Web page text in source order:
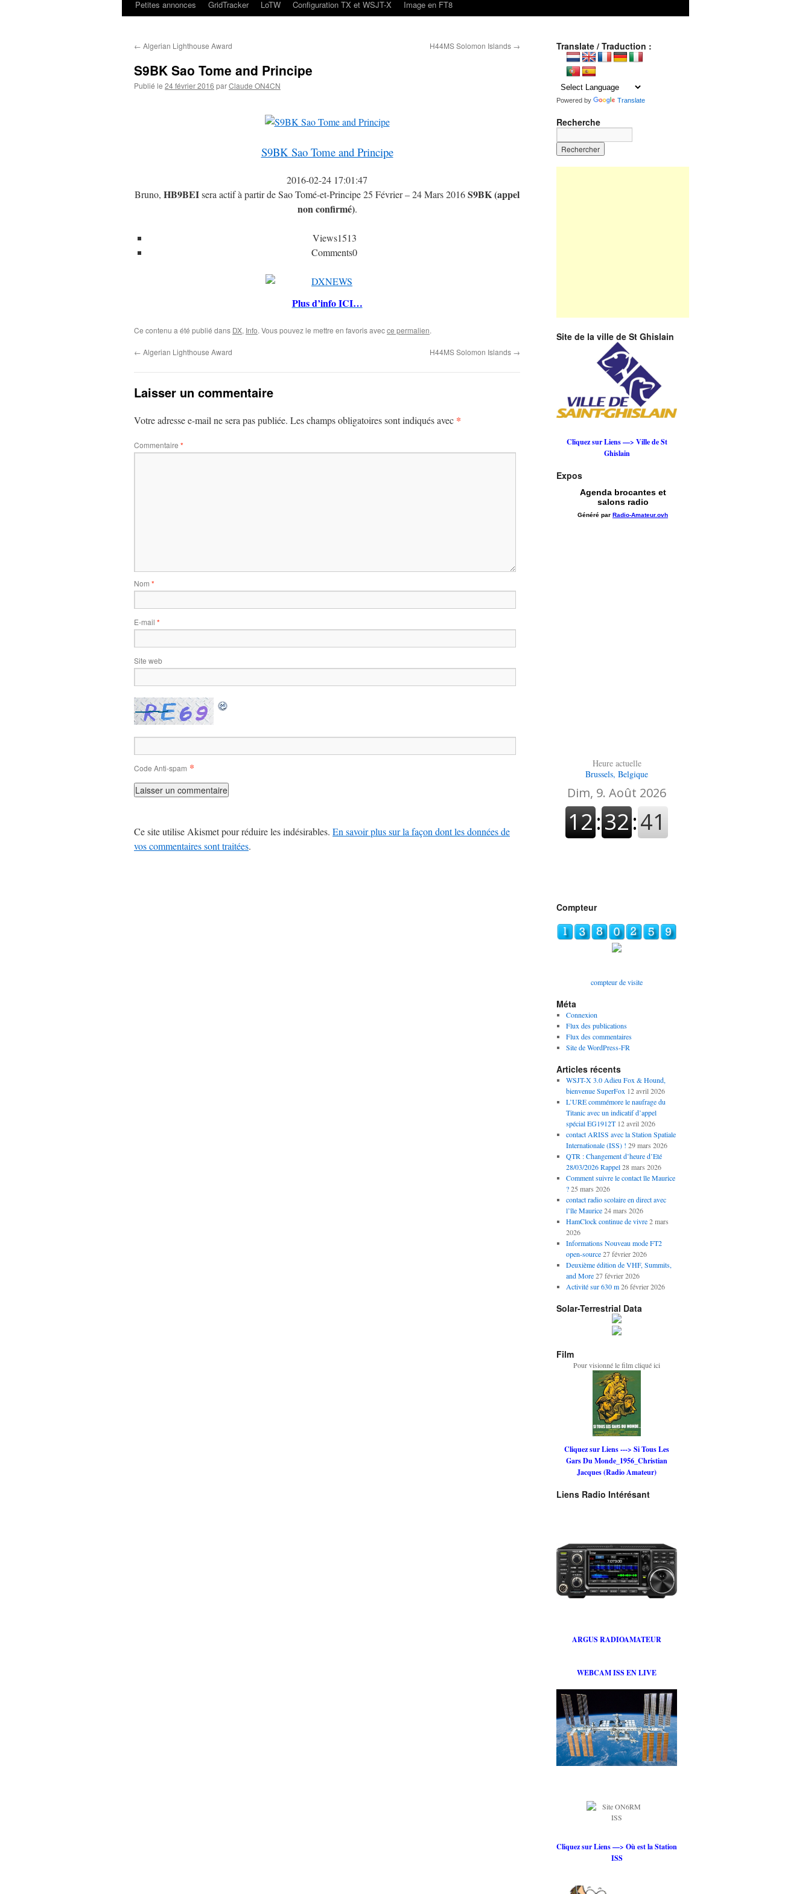
Petites annonces
GridTracker LoTW Configuration TX et WSJT-X Image en FT8
← Algerian Lighthouse Award H44MS Solomon Islands →
S9BK Sao Tome and Principe
Publié le 24 février 2016 parClaude ON4CN
S9BK Sao Tome and Principe
2016-02-24 17:01:47
Bruno, HB9BEIsera actif à partir de Sao Tomé-et-Principe 25 Février – 24 Mars 2016S9BK (appel
non confirmé).
Views1513
Comments0
Plus d’info ICI…
Ce contenu a été publié dans DX, Info. Vous pouvez le mettre en favoris avecce permalien.
← Algerian Lighthouse Award H44MS Solomon Islands →
Laisser un commentaire
Votre adresse e-mail ne sera pas publiée. Les champs obligatoires sont indiqués avec *
Commentaire *
Nom *
E-mail *
Site web
Code Anti-spam *
Ce site utilise Akismet pour réduire les indésirables. En savoir plus sur la façon dont les données de
vos commentaires sont traitées.
Translate / Traduction :
Powered by Translate
Recherche
Site de la ville de St Ghislain
Cliquez sur Liens —> Ville de St
Ghislain
Expos
Heure actuelle
Brussels, Belgique
Compteur
compteur de visite
Méta
Connexion
Flux des publications
Flux des commentaires
Site de WordPress-FR
Articles récents
WSJT-X 3.0 Adieu Fox & Hound,
bienvenue SuperFox 12 avril 2026
L’URE commémore le naufrage du
Titanic avec un indicatif d’appel
spécial EG1912T 12 avril 2026
contact ARISS avec la Station Spatiale
Internationale (ISS) ! 29 mars 2026
QTR : Changement d’heure d’Eté
28/03/2026 Rappel 28 mars 2026
Comment suivre le contact île Maurice
? 25 mars 2026
contact radio scolaire en direct avec
l’île Maurice 24 mars 2026
HamClock continue de vivre 2 mars
2026
Informations Nouveau mode FT2
open-source 27 février 2026
Deuxième édition de VHF, Summits,
and More 27 février 2026
Activité sur 630 m 26 février 2026
Solar-Terrestrial Data
Film
Pour visionné le film cliqué ici
Cliquez sur Liens ---> Si Tous Les
Gars Du Monde_1956_Christian
Jacques (Radio Amateur)
Liens Radio Intérésant
ARGUS RADIOAMATEUR
WEBCAM ISS EN LIVE
Cliquez sur Liens —> Où est la Station
ISS